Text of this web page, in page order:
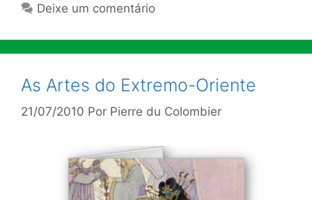
Deixe um comentário
As Artes do Extremo-Oriente
21/07/2010 Por Pierre du Colombier